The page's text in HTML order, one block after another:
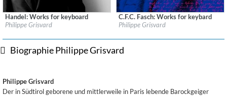
Label:Audax Records
Genre:
$ 12,90
Handel: Works for keyboard
Philippe Grisvard
Label:Audax Records
Genre:
$ 12,90
C.F.C. Fasch: Works for keybard
Philippe Grisvard
Biographie Philippe Grisvard
Philippe Grisvard
Der in Südtirol geborene und mittlerweile in Paris lebende Barockgeiger